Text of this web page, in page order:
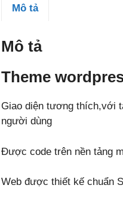
Mô tả
Mô tả
Theme
Giao diện tương thích,với
người dùng
Được code trên nền tảng
Web được thiết kế chuẩn